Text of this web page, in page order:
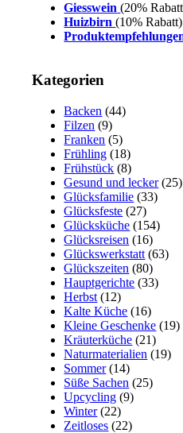
Giesswein (20%
Huizbirn(10% Rabatt)
Kategorien
Backen (44)
Filzen (9)
Franken (5)
Frühling (18)
Frühstück (8)
Gesund und lecker(25)
Glücksfamilie (33)
Glücksfeste (27)
Glücksküche (154)
Glücksreisen (16)
Glückswerkstatt (63)
Glückszeiten (80)
Hauptgerichte (33)
Herbst (12)
Kalte Küche (16)
Kleine Geschenke (19)
Kräuterküche (21)
Naturmaterialien (19)
Sommer(14)
Süße Sachen (25)
Upcycling (9)
Winter(22)
Zeitloses (22)